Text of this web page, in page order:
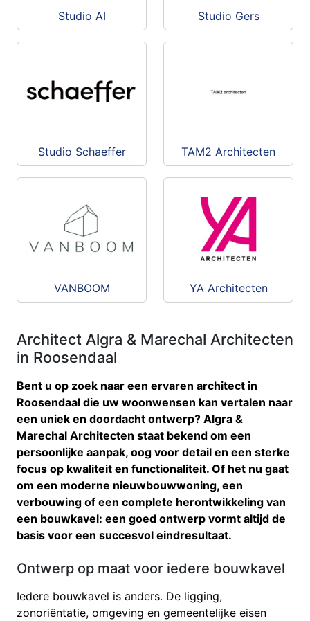
Studio AI Studio Gers
Studio Schaeffer TAM2 Architecten
VANBOOM YA Architecten
Architect Algra & Marechal Architecten
in Roosendaal
Bent u op zoek naar een ervaren architect in
Roosendaal die uw woonwensen kan vertalen naar
een uniek en doordacht ontwerp? Algra &
Marechal Architecten staat bekend om een
persoonlijke aanpak, oog voor detail en een sterke
focus op kwaliteit en functionaliteit. Of het nu gaat
om een moderne nieuwbouwwoning, een
verbouwing of een complete herontwikkeling van
een bouwkavel: een goed ontwerp vormt altijd de
basis voor een succesvol eindresultaat.
Ontwerp op maat voor iedere bouwkavel
Iedere bouwkavel is anders. De ligging,
zonoriëntatie, omgeving en gemeentelijke eisen